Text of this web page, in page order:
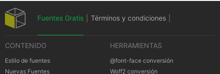
Fuentes Gratis Términos y condiciones
CONTENIDO
Estilo de fuentes
Nuevas Fuentes
HERRAMIENTAS
@font-face conversión
Woff2 conversión